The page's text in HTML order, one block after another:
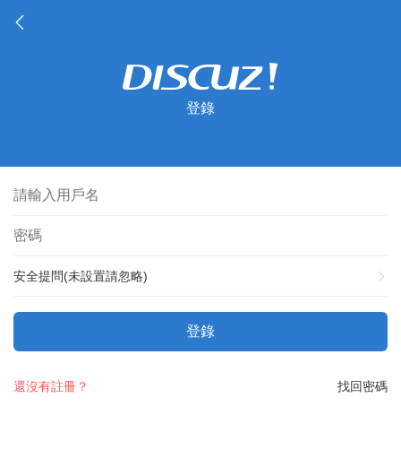
登錄
安全提問(未設置請忽略)
登錄
找回密碼
還沒有註冊？